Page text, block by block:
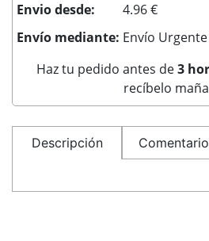
Envio desde:
4.96 €
Envío mediante: Envío Urgente
Haz tu pedido antes de3
recíbelo
Descripción